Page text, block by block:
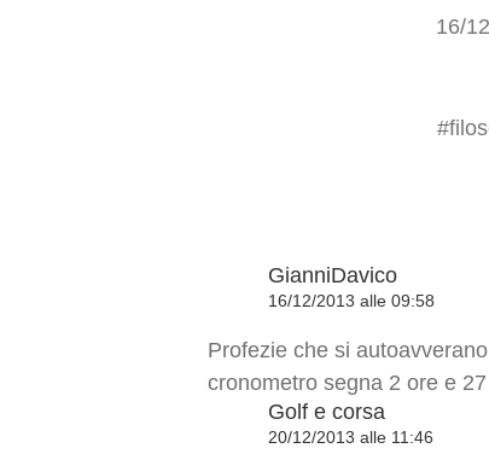
16/
#
GianniDavico
16/12/2013 alle 09:58
Profezie che si
cronometro segna 2 ore e
Golf e corsa
20/12/2013 alle 11:46